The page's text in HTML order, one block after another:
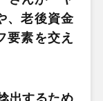
、老後資金
要素を交え
出するため